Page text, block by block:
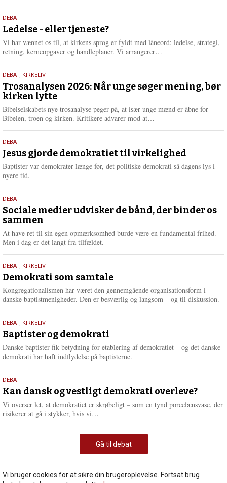
e
r
e
10.
juni
2026
DEBAT
Ledelse - eller tjeneste?
Vi har vænnet os til, at kirkens sprog er fyldt med låneord: ledelse, strategi,
retning, kerneopgaver og handleplaner. Vi arrangerer…
e
2.
juni
2026
DEBAT, KIRKELIV
Trosanalysen 2026: Når unge søger mening, bør
kirken lytte
Bibelselskabets nye trosanalyse peger på, at især unge mænd er åbne for
Bibelen, troen og kirken. Kritikere advarer mod at…
e
r
18.
maj
2026
DEBAT
Jesus gjorde demokratiet til virkelighed
Baptister var demokrater længe før, det politiske demokrati så dagens lys i
nyere tid.
18.
maj
2026
DEBAT
Sociale medier udvisker de bånd, der binder os
sammen
At have ret til sin egen opmærksomhed burde være en fundamental frihed.
Men i dag er det langt fra tilfældet.
18.
maj
2026
DEBAT, KIRKELIV
Demokrati som samtale
Kongregationalismen har været den gennemgående organisationsform i
danske baptistmenigheder. Den er besværlig og langsom – og til diskussion.
18.
maj
2026
DEBAT, KIRKELIV
Baptister og demokrati
Danske baptister fik betydning for etablering af demokratiet – og det danske
demokrati har haft indflydelse på baptisterne.
18.
maj
2026
DEBAT
Kan dansk og vestligt demokrati overleve?
Vi overser let, at demokratiet er skrøbeligt – som en tynd porcelænsvase, der
risikerer at gå i stykker, hvis vi…
m
e
e
Gå til debat
Vi bruger cookies for at sikre din brugeroplevelse. Fortsat brug